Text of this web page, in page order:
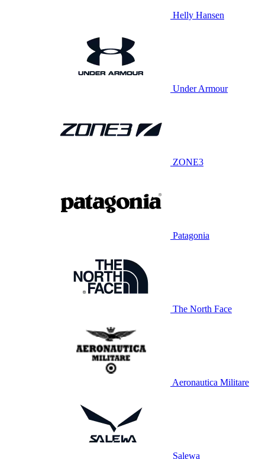
Helly Hansen
Under Armour
ZONE3
Patagonia
The North Face
Aeronautica Militare
Salewa